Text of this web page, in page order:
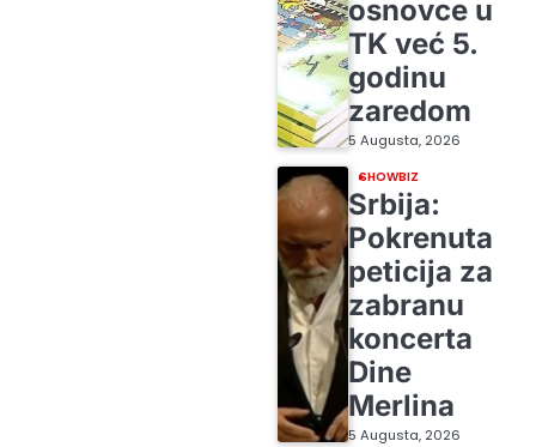
osnovce u
TK već 5.
godinu
zaredom
5 Augusta, 2026
SHOWBIZ
Srbija:
Pokrenuta
peticija za
zabranu
koncerta
Dine
Merlina
5 Augusta, 2026